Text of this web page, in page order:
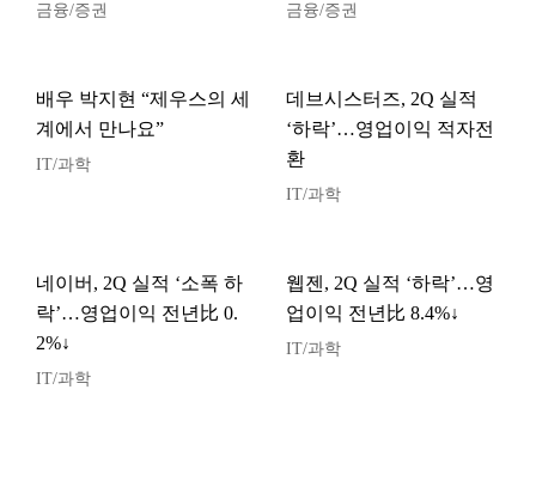
금융/증권 금융/증권
배우 박지현 “제우스의 세
계에서 만나요”
IT/과학
데브시스터즈, 2Q 실적
‘하락’…영업이익 적자전
환
IT/과학
네이버, 2Q 실적 ‘소폭 하
락’…영업이익 전년比 0.
2%↓
IT/과학
웹젠, 2Q 실적 ‘하락’…영
업이익 전년比 8.4%↓
IT/과학